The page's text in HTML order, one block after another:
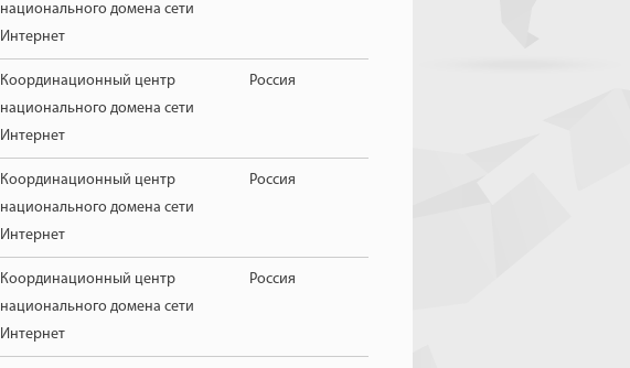
национального домена сети
Интернет
Координационный центр
национального домена сети
Интернет
Россия
Координационный центр
национального домена сети
Интернет
Россия
Координационный центр
национального домена сети
Интернет
Россия